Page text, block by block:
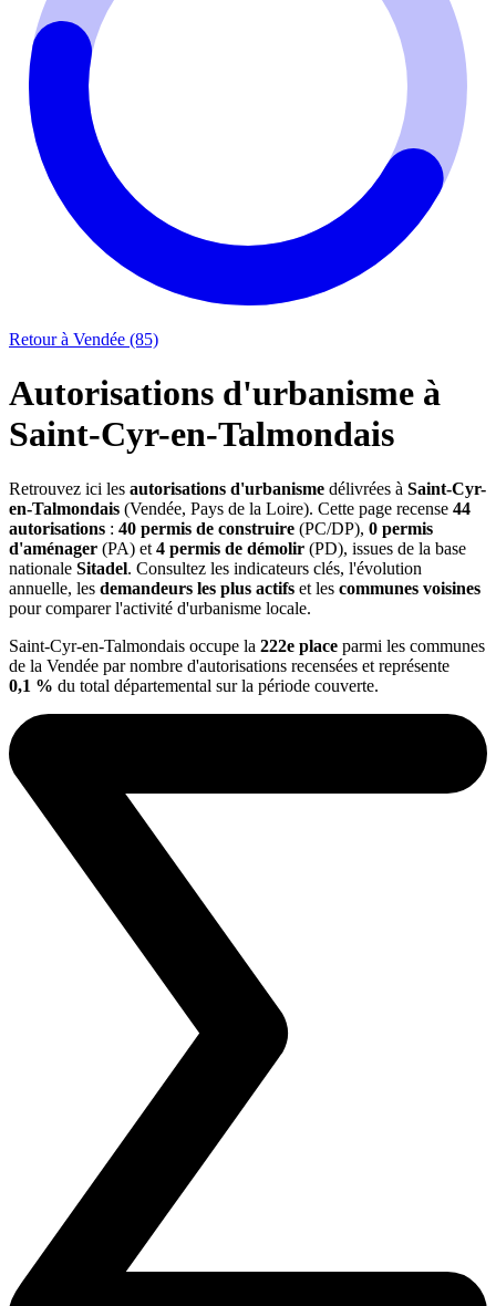
Retour à Vendée (85)
Autorisations d'urbanisme à
Saint-Cyr-en-Talmondais
Retrouvez ici les autorisations d'urbanisme délivrées à Saint-Cyr-
en-Talmondais (Vendée, Pays de la Loire). Cette page recense 44
autorisations : 40 permis de construire (PC/DP), 0 permis
d'aménager (PA) et 4 permis de démolir (PD), issues de la base
nationale Sitadel. Consultez les indicateurs clés, l'évolution
annuelle, les demandeurs les plus actifs et les communes voisines
pour comparer l'activité d'urbanisme locale.
Saint-Cyr-en-Talmondais occupe la 222e place parmi les communes
de la Vendée par nombre d'autorisations recensées et représente
0,1 % du total départemental sur la période couverte.